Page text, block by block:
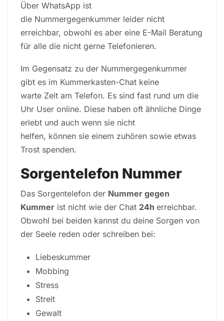
Über WhatsApp ist
die Nummergegenkummer leider nicht
erreichbar, obwohl es aber eine E-Mail Beratung
für alle die nicht gerne Telefonieren.
Im Gegensatz zu der Nummergegenkummer
gibt es im Kummerkasten-Chat keine
warte Zeit am Telefon. Es sind fast rund um die
Uhr User online. Diese haben oft ähnliche Dinge
erlebt und auch wenn sie nicht
helfen, können sie einem zuhören sowie etwas
Trost spenden.
Sorgentelefon Nummer
Das Sorgentelefon der Nummer gegen
Kummer ist nicht wie der Chat 24h erreichbar.
Obwohl bei beiden kannst du deine Sorgen von
der Seele reden oder schreiben bei:
Liebeskummer
Mobbing
Stress
Streit
Gewalt